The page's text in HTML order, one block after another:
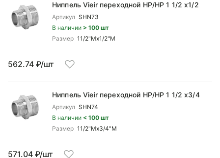
Ниппель Vieir переходной НР/НР 1 1/2 x1/2
Артикул SHN73
В наличии > 100 шт
Размер 11/2"Mx1/2"М
562.74 ₽/шт
Ниппель Vieir переходной НР/НР 1 1/2 x3/4
Артикул SHN74
В наличии < 100 шт
Размер 11/2"Mx3/4"М
571.04 ₽/шт